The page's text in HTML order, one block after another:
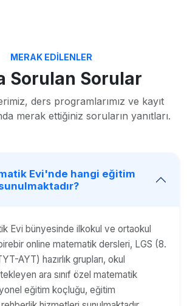
MERAK EDILENLER
Sorulan Sorular
ders programlarımız ve kayıt
merak ettiğiniz soruların yanıtları.
Evi'nde hangi eğitim
Evi bünyesinde ilkokul ve ortaokul
online matematik dersleri, LGS (8.
AYT) hazırlık grupları, okul
ara sınıf özel matematik
eğitim koçluğu, eğitim